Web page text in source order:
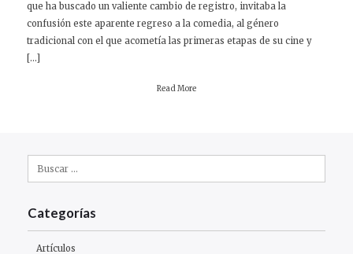
que ha buscado un valiente cambio de registro, invitaba la
confusión este aparente regreso a la comedia, al género
tradicional con el que acometía las primeras etapas de su cine y
[…]
Read More
Buscar:
Categorías
Artículos